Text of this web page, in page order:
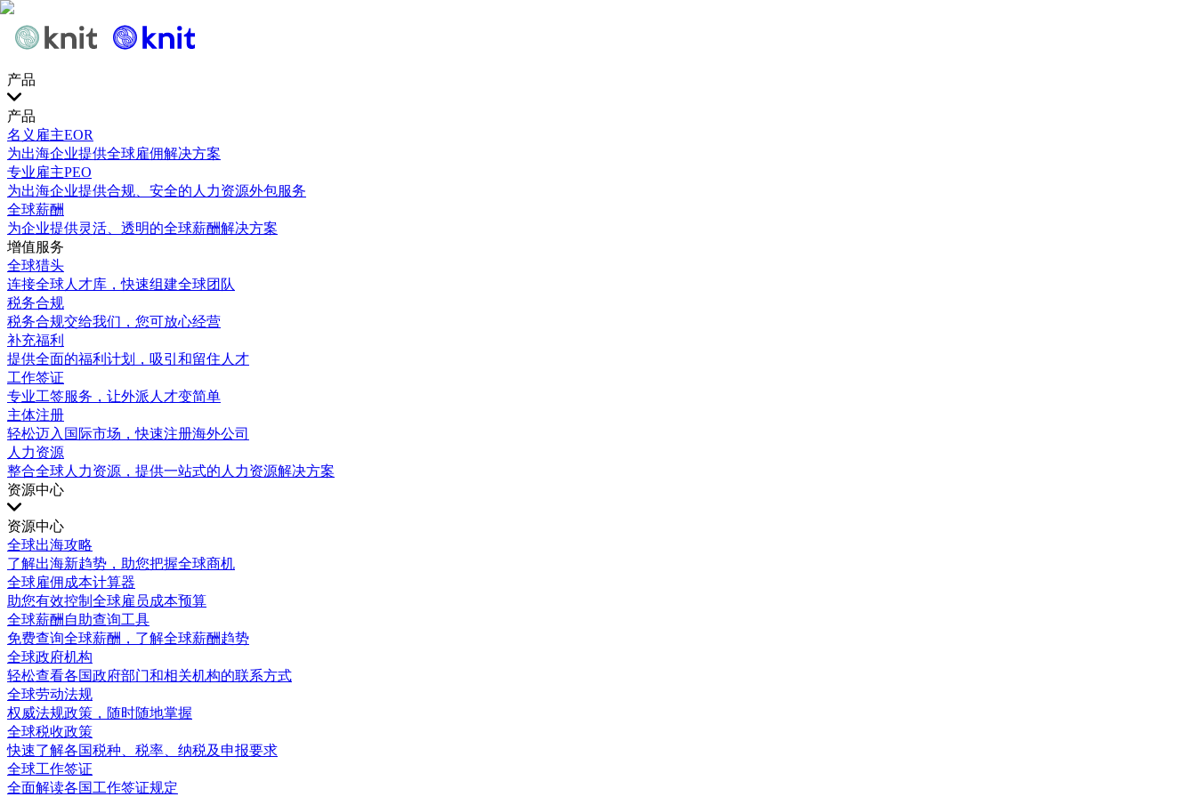
产品
产品
名义雇主EOR
为出海企业提供全球雇佣解决方案
专业雇主PEO
为出海企业提供合规、安全的人力资源外包服务
全球薪酬
为企业提供灵活、透明的全球薪酬解决方案
增值服务
全球猎头
连接全球人才库，快速组建全球团队
税务合规
税务合规交给我们，您可放心经营
补充福利
提供全面的福利计划，吸引和留住人才
工作签证
专业工签服务，让外派人才变简单
主体注册
轻松迈入国际市场，快速注册海外公司
人力资源
整合全球人力资源，提供一站式的人力资源解决方案
资源中心
资源中心
全球出海攻略
了解出海新趋势，助您把握全球商机
全球雇佣成本计算器
助您有效控制全球雇员成本预算
全球薪酬自助查询工具
免费查询全球薪酬，了解全球薪酬趋势
全球政府机构
轻松查看各国政府部门和相关机构的联系方式
全球劳动法规
权威法规政策，随时随地掌握
全球税收政策
快速了解各国税种、税率、纳税及申报要求
全球工作签证
全面解读各国工作签证规定